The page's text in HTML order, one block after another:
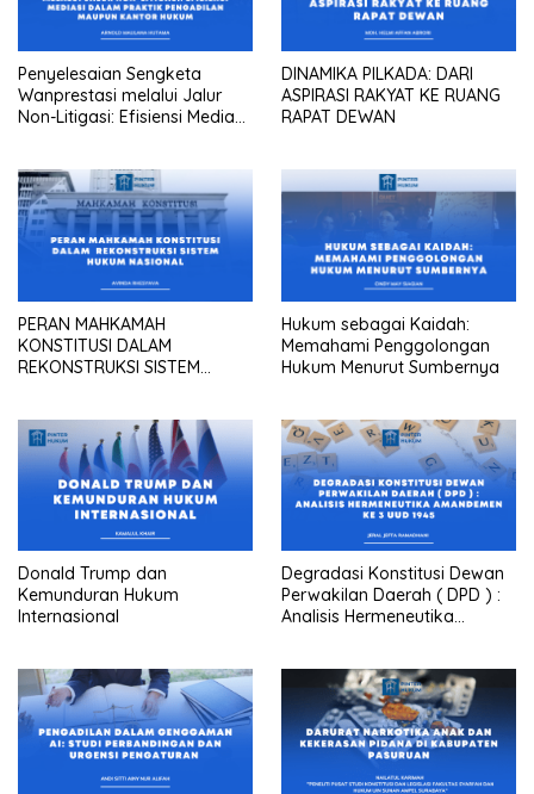
Penyelesaian Sengketa
Wanprestasi melalui Jalur
Non-Litigasi: Efisiensi Mediasi
DINAMIKA PILKADA: DARI
ASPIRASI RAKYAT KE RUANG
RAPAT DEWAN
PERAN MAHKAMAH
KONSTITUSI DALAM
REKONSTRUKSI SISTEM
Hukum sebagai Kaidah:
Memahami Penggolongan
Hukum Menurut Sumbernya
Donald Trump dan
Kemunduran Hukum
Internasional
Degradasi Konstitusi Dewan
Perwakilan Daerah ( DPD ) :
Analisis Hermeneutika